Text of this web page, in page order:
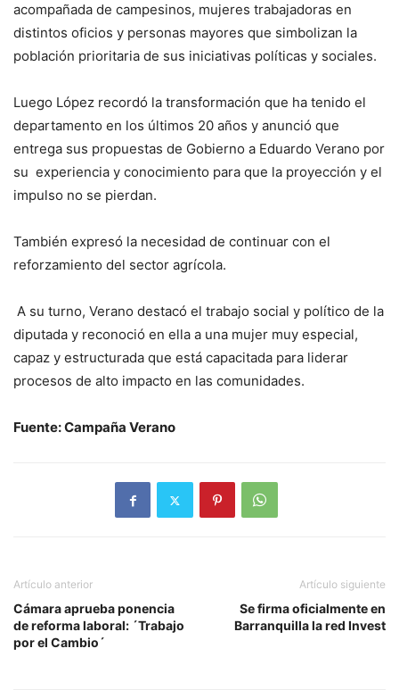
acompañada de campesinos, mujeres trabajadoras en
distintos oficios y personas mayores que simbolizan la
población prioritaria de sus iniciativas políticas y sociales.
Luego López recordó la transformación que ha tenido el
departamento en los últimos 20 años y anunció que
entrega sus propuestas de Gobierno a Eduardo Verano por
su experiencia y conocimiento para que la proyección y el
impulso no se pierdan.
También expresó la necesidad de continuar con el
reforzamiento del sector agrícola.
A su turno, Verano destacó el trabajo social y político de la
diputada y reconoció en ella a una mujer muy especial,
capaz y estructurada que está capacitada para liderar
procesos de alto impacto en las comunidades.
Fuente: Campaña Verano
Artículo anterior
Cámara aprueba ponencia
de reforma laboral: ´Trabajo
por el Cambio´
Artículo siguiente
Se firma oficialmente en
Barranquilla la red Invest